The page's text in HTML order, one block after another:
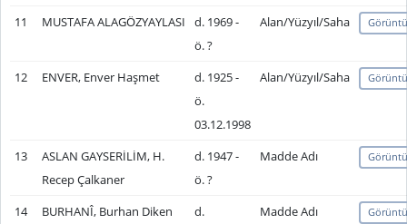
11 MUSTAFA ALAGÖZYAYLASI
d. 1969 -
ö. ?
Alan/Yüzyıl/Saha
12 ENVER, Enver Haşmet
d. 1925 -
ö.
03.12.1998
Alan/Yüzyıl/Saha
13
ASLAN GAYSERİLİM, H.
Recep Çalkaner
d. 1947 -
ö. ?
Madde Adı
14 BURHANÎ, Burhan Diken d. Madde Adı